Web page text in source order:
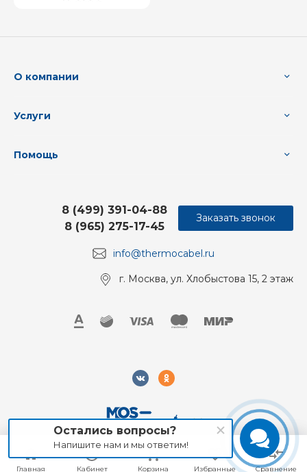
Главная Кабинет Корзина Избранные Сравнение
Главная Кабинет Корзина Избранные Сравнение
О компании
Услуги
Помощь
info@thermocabel.ru
8 (499) 391-04-88
8 (965) 275-17-45
г. Москва, ул. Хлобыстова 15, 2 этаж
Заказать звонок
2018-2026 Mos-Obogrev.ru, Все права защищены
Остались вопросы?
Напишите нам и мы ответим!